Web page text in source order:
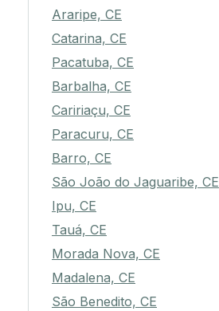
Araripe, CE
Catarina, CE
Pacatuba, CE
Barbalha, CE
Caririaçu, CE
Paracuru, CE
Barro, CE
São João do Jaguaribe, CE
Ipu, CE
Tauá, CE
Morada Nova, CE
Madalena, CE
São Benedito, CE